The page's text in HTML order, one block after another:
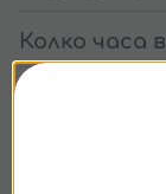
Колко часа
Подходящо
Как